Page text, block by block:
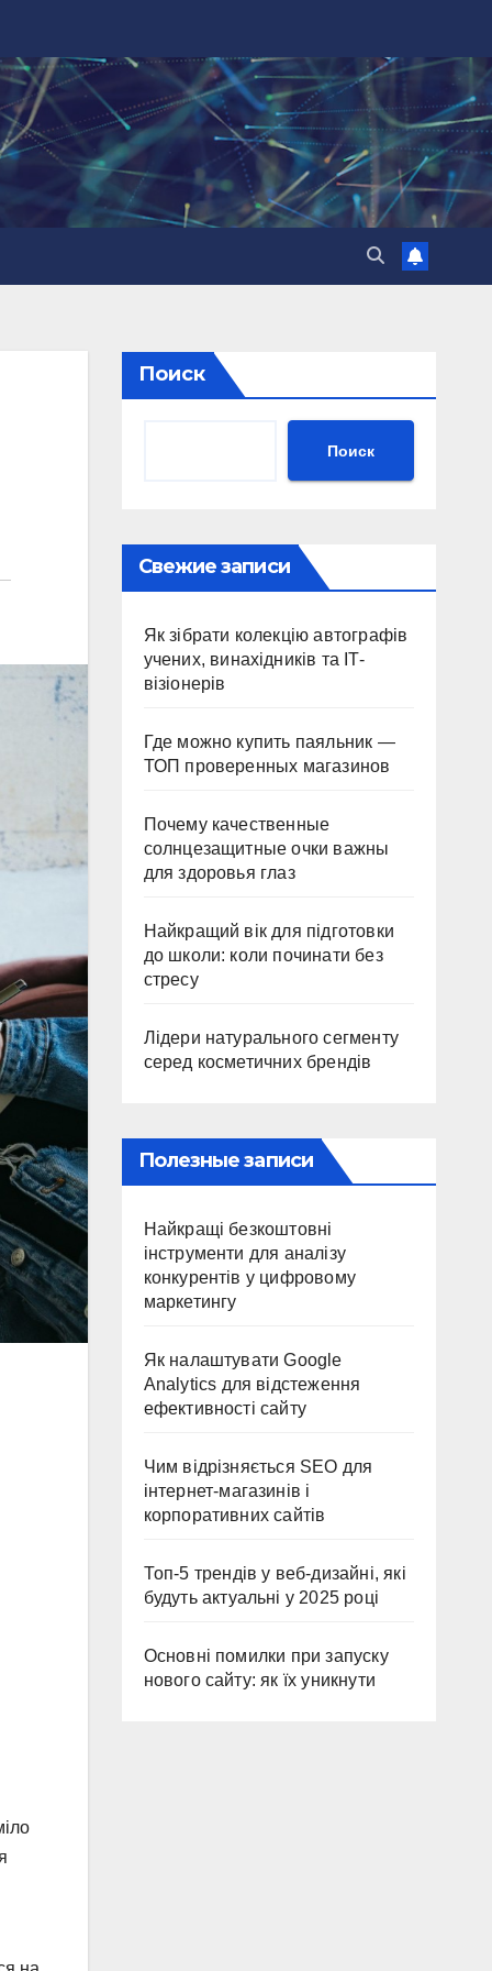
Поиск
Поиск
Свежие записи
Як зібрати колекцію автографів
учених, винахідників та IT-
візіонерів
Где можно купить паяльник —
ТОП проверенных магазинов
Почему качественные
солнцезащитные очки важны
для здоровья глаз
Найкращий вік для підготовки
до школи: коли починати без
стресу
Лідери натурального сегменту
серед косметичних брендів
Полезные записи
Найкращі безкоштовні
інструменти для аналізу
конкурентів у цифровому
маркетингу
Як налаштувати Google
Analytics для відстеження
ефективності сайту
Чим відрізняється SEO для
інтернет-магазинів і
корпоративних сайтів
Топ-5 трендів у веб-дизайні, які
будуть актуальні у 2025 році
Основні помилки при запуску
нового сайту: як їх уникнути